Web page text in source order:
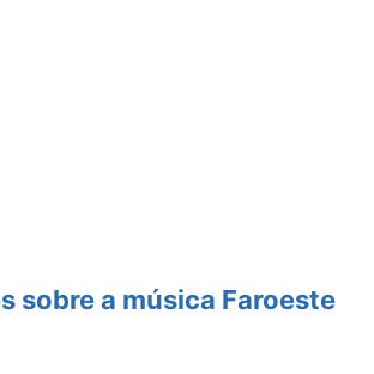
sobre a música Faroeste